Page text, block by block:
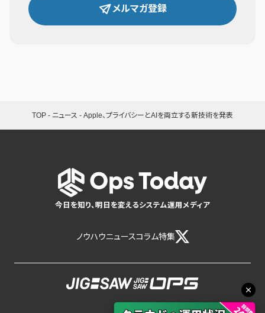
メルマガ登録
TOP - ニュース - Apple、プライバシーとAIを両立する新技術を発表
今日を知り、明日を変えるシステム運用メディア
ノウハウニュースコラム特集